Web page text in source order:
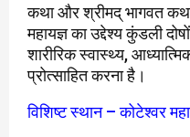
कथा और श्रीमद् भागवत
महायज्ञ का उद्देश्य कुंडली
शारीरिक स्वास्थ्य,
प्रोत्साहित करना है।
विशिष्ट स्थान – कोटेश्वर